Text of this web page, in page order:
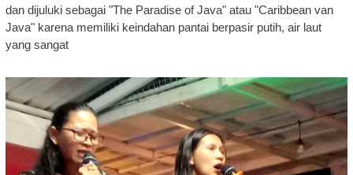
dan dijuluki sebagai "The Paradise of Java" atau "Caribbean van
Java" karena memiliki keindahan pantai berpasir putih, air laut
yang sangat